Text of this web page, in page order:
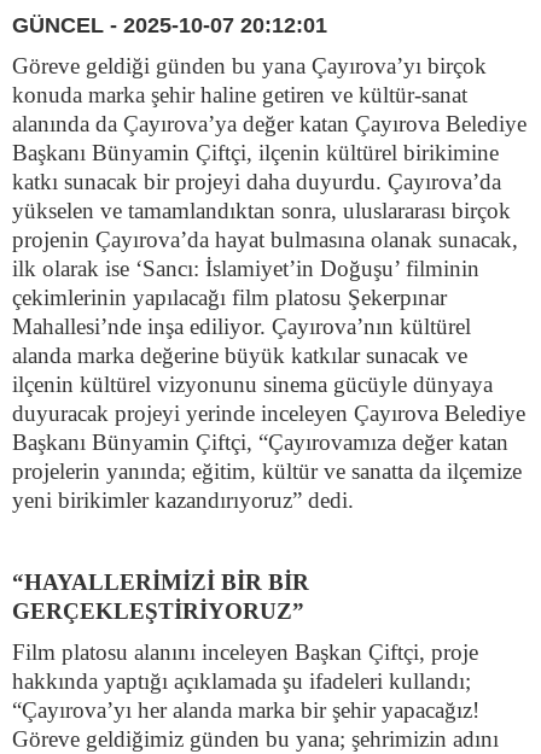
GÜNCEL - 2025-10-07 20:12:01
Göreve geldiği günden bu yana Çayırova’yı birçok
konuda marka şehir haline getiren ve kültür-sanat
alanında da Çayırova’ya değer katan Çayırova Belediye
Başkanı Bünyamin Çiftçi, ilçenin kültürel birikimine
katkı sunacak bir projeyi daha duyurdu. Çayırova’da
yükselen ve tamamlandıktan sonra, uluslararası birçok
projenin Çayırova’da hayat bulmasına olanak sunacak,
ilk olarak ise ‘Sancı: İslamiyet’in Doğuşu’ filminin
çekimlerinin yapılacağı film platosu Şekerpınar
Mahallesi’nde inşa ediliyor. Çayırova’nın kültürel
alanda marka değerine büyük katkılar sunacak ve
ilçenin kültürel vizyonunu sinema gücüyle dünyaya
duyuracak projeyi yerinde inceleyen Çayırova Belediye
Başkanı Bünyamin Çiftçi, “Çayırovamıza değer katan
projelerin yanında; eğitim, kültür ve sanatta da ilçemize
yeni birikimler kazandırıyoruz” dedi.
“HAYALLERİMİZİ BİR BİR
GERÇEKLEŞTİRİYORUZ”
Film platosu alanını inceleyen Başkan Çiftçi, proje
hakkında yaptığı açıklamada şu ifadeleri kullandı;
“Çayırova’yı her alanda marka bir şehir yapacağız!
Göreve geldiğimiz günden bu yana; şehrimizin adını